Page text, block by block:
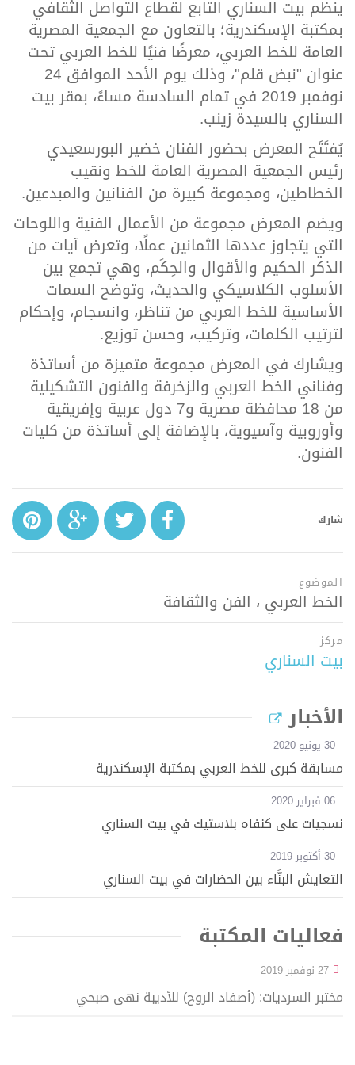
ينظم بيت السناري التابع لقطاع التواصل الثقافي
بمكتبة الإسكندرية؛ بالتعاون مع الجمعية المصرية
العامة للخط العربي، معرضًا فنيًا للخط العربي تحت
عنوان "نبض قلم"، وذلك يوم الأحد الموافق 24
نوفمبر 2019 في تمام السادسة مساءً، بمقر بيت
السناري بالسيدة زينب.
يُفتَتَح المعرض بحضور الفنان خضير البورسعيدي
رئيس الجمعية المصرية العامة للخط ونقيب
الخطاطين، ومجموعة كبيرة من الفنانين والمبدعين.
ويضم المعرض مجموعة من الأعمال الفنية واللوحات
التي يتجاوز عددها الثمانين عملًا، وتعرض آيات من
الذكر الحكيم والأقوال والحِكَم، وهي تجمع بين
الأسلوب الكلاسيكي والحديث، وتوضح السمات
الأساسية للخط العربي من تناظر، وانسجام، وإحكام
لترتيب الكلمات، وتركيب، وحسن توزيع.
ويشارك في المعرض مجموعة متميزة من أساتذة
وفناني الخط العربي والزخرفة والفنون التشكيلية
من 18 محافظة مصرية و7 دول عربية وإفريقية
وأوروبية وآسيوية، بالإضافة إلى أساتذة من كليات
الفنون.
شارك
الموضوع
الخط العربي ، الفن والثقافة
مركز
بيت السناري
الأخبار
30 يونيو 2020
مسابقة كبرى للخط العربي بمكتبة الإسكندرية
06 فبراير 2020
نسجيات على كنفاه بلاستيك في بيت السناري
30 أكتوبر 2019
التعايش البنَّاء بين الحضارات في بيت السناري
فعاليات المكتبة
27 نوفمبر 2019
مختبر السرديات: (أصفاد الروح) للأديبة نهى صبحي